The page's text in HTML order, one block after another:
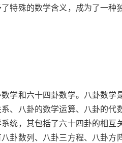
特殊的数学含义，成为了一种
学和六十四卦数学。八卦数学
、八卦的数学运算、八卦的代
统，其包括了六十四卦的相互关
卦数列、八卦三方程、八卦方